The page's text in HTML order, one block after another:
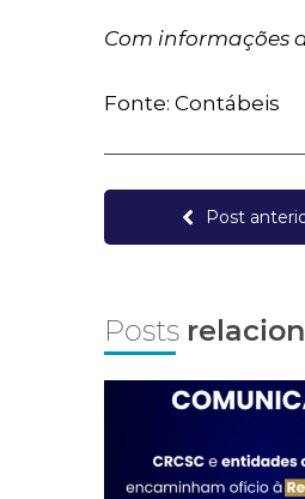
Com informações
Fonte: Contábeis
Post
Posts